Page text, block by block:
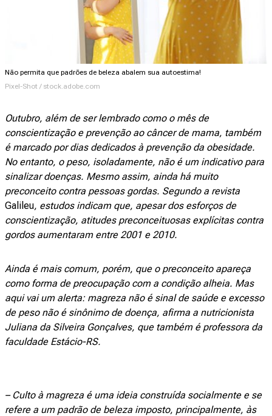
Não permita que padrões de beleza abalem sua autoestima!
Pixel-Shot / stock.adobe.com
Outubro, além de ser lembrado como o mês de
conscientização e prevenção ao câncer de mama, também
é marcado por dias dedicados à prevenção da obesidade.
No entanto, o peso, isoladamente, não é um indicativo para
sinalizar doenças. Mesmo assim, ainda há muito
preconceito contra pessoas gordas. Segundo a revista
Galileu, estudos indicam que, apesar dos esforços de
conscientização, atitudes preconceituosas explícitas contra
gordos aumentaram entre 2001 e 2010.
Ainda é mais comum, porém, que o preconceito apareça
como forma de preocupação com a condição alheia. Mas
aqui vai um alerta: magreza não é sinal de saúde e excesso
de peso não é sinônimo de doença, afirma a nutricionista
Juliana da Silveira Gonçalves, que também é professora da
faculdade Estácio-RS.
– Culto à magreza é uma ideia construída socialmente e se
refere a um padrão de beleza imposto, principalmente, às